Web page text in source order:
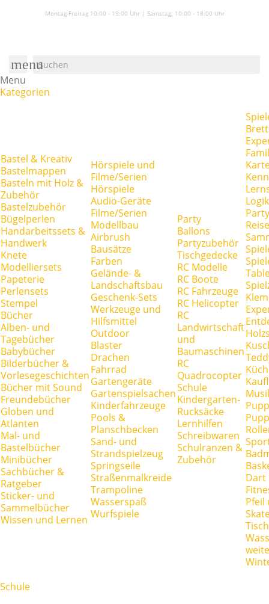
Montag-Freitag 10:00 - 19:00 Uhr | Samstag: 10:00 - 18:00 Uhr
menu
Menu
Kategorien
Bastel & Kreativ
Bastelmappen
Basteln mit Holz &
Zubehör
Bastelzubehör
Bügelperlen
Handarbeitssets &
Handwerk
Knete
Modelliersets
Papeterie
Perlensets
Stempel
Bücher
Alben- und
Tagebücher
Babybücher
Bilderbücher &
Vorlesegeschichten
Bücher mit Sound
Freundebücher
Globen und
Atlanten
Mal- und
Bastelbücher
Minibücher
Sachbücher &
Ratgeber
Sticker- und
Sammelbücher
Wissen und Lernen
Hörspiele und
Filme/Serien
Hörspiele
Audio-Geräte
Filme/Serien
Modellbau
Airbrush
Bausätze
Farben
Gelände- &
Landschaftsbau
Geschenk-Sets
Werkzeuge und
Hilfsmittel
Outdoor
Blaster
Drachen
Fahrrad
Gartengeräte
Gartenspielsachen
Kinderfahrzeuge
Pools &
Planschbecken
Sand- und
Strandspielzeug
Springseile
Straßenmalkreide
Trampoline
Wasserspaß
Wurfspiele
Party
Ballons
Partyzubehör
Tischgedecke
RC Modelle
RC Boote
RC Fahrzeuge
RC Helicopter
RC
Landwirtschaft
und
Baumaschinen
RC
Quadrocopter
Schule
Kindergarten-
Rucksäcke
Lernhilfen
Schreibwaren
Schulranzen &
Zubehör
Dart
Pfeil
Schule